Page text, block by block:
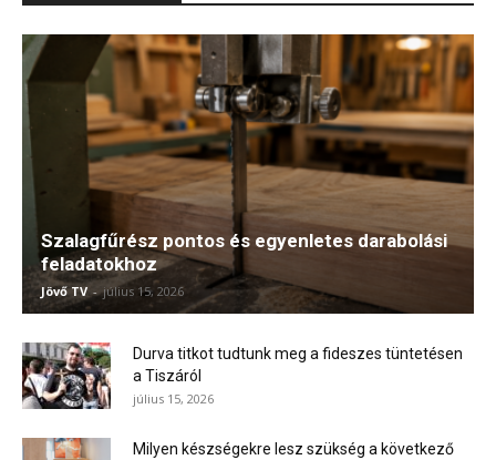
Szalagfűrész pontos és egyenletes darabolási
feladatokhoz
Jövő TV - július 15, 2026
Durva titkot tudtunk meg a fideszes tüntetésen
a Tiszáról
július 15, 2026
Milyen készségekre lesz szükség a következő